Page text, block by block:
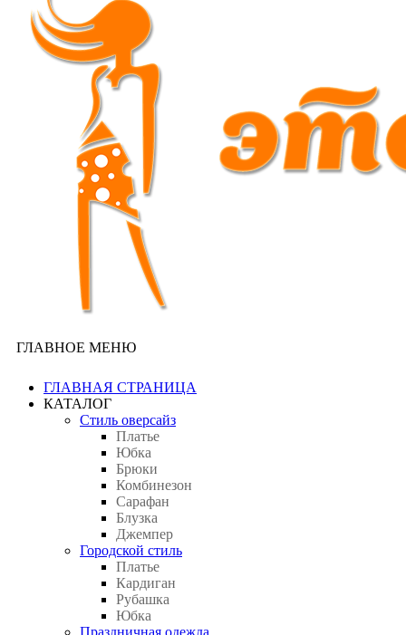
ГЛАВНОЕ МЕНЮ
ГЛАВНАЯ СТРАНИЦА
КАТАЛОГ
Стиль оверсайз
Платье
Юбка
Брюки
Комбинезон
Сарафан
Блузка
Джемпер
Городской стиль
Платье
Кардиган
Рубашка
Юбка
Праздничная одежда